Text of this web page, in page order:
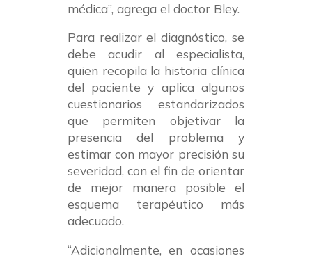
médica”, agrega el doctor Bley.
Para realizar el diagnóstico, se
debe acudir al especialista,
quien recopila la historia clínica
del paciente y aplica algunos
cuestionarios estandarizados
que permiten objetivar la
presencia del problema y
estimar con mayor precisión su
severidad, con el fin de orientar
de mejor manera posible el
esquema terapéutico más
adecuado.
“Adicionalmente, en ocasiones